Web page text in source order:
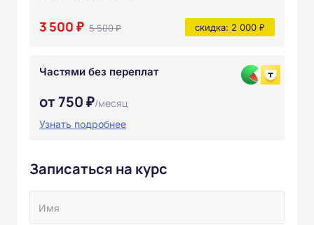
3 500 ₽ 5 500 ₽ скидка: 2 000 ₽
Частями без переплат
от 750 ₽/месяц
Узнать подробнее
Записаться на курс